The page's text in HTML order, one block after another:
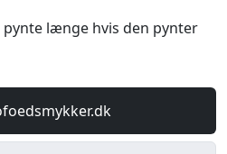
længe hvis den pynter